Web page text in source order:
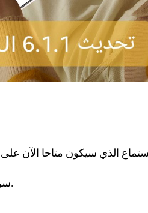
الذي سيكون متاحا الآن
سواء كنت تستمع إلى عرض تقديمي.